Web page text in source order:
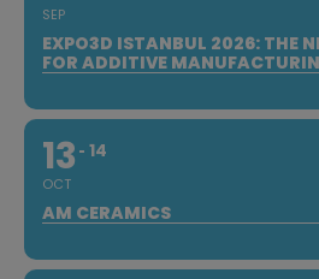
SEP
EXPO3D ISTANBUL 2026: THE
FOR ADDITIVE
13
OCT
14
AM CERAMICS